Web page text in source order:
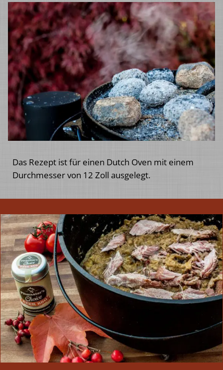
Das Rezept ist für einen Dutch Oven mit einem
Durchmesser von 12 Zoll ausgelegt.